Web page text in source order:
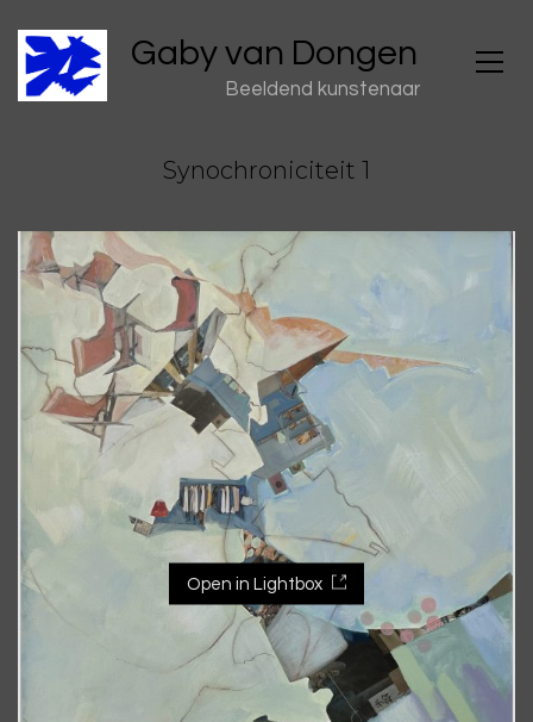
Gaby van Dongen
Beeldend kunstenaar
Synochroniciteit 1
Open in Lightbox